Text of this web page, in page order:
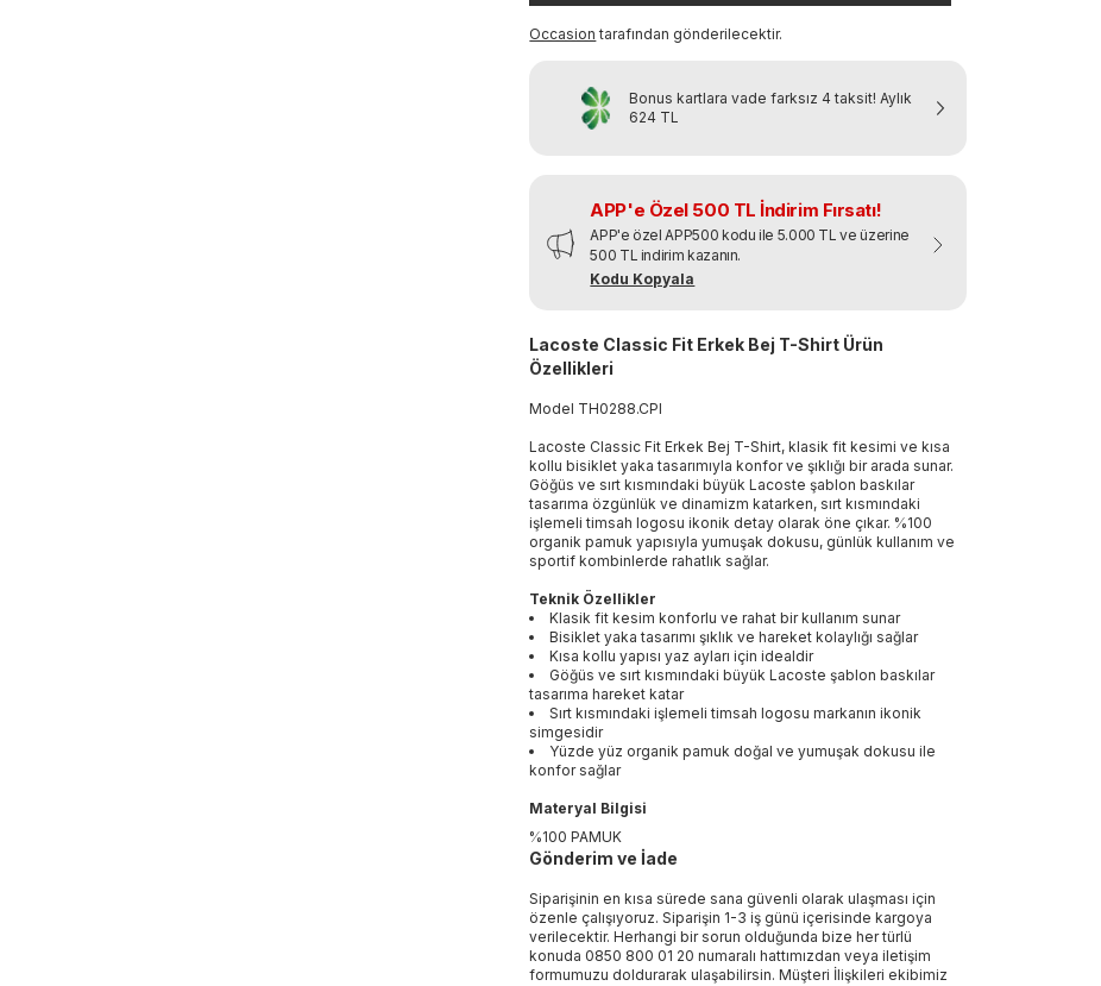
Occasion tarafından gönderilecektir.
Bonus kartlara vade farksız 4 taksit! Aylık
624 TL
APP'e Özel 500 TL İndirim Fırsatı!
APP'e özel APP500 kodu ile 5.000 TL ve üzerine
500 TL indirim kazanın.
Kodu Kopyala
Lacoste Classic Fit Erkek Bej T-Shirt Ürün
Özellikleri
Model TH0288.CPI
Lacoste Classic Fit Erkek Bej T-Shirt, klasik fit kesimi ve kısa
kollu bisiklet yaka tasarımıyla konfor ve şıklığı bir arada sunar.
Göğüs ve sırt kısmındaki büyük Lacoste şablon baskılar
tasarıma özgünlük ve dinamizm katarken, sırt kısmındaki
işlemeli timsah logosu ikonik detay olarak öne çıkar. %100
organik pamuk yapısıyla yumuşak dokusu, günlük kullanım ve
sportif kombinlerde rahatlık sağlar.
Teknik Özellikler
Klasik fit kesim konforlu ve rahat bir kullanım sunar
Bisiklet yaka tasarımı şıklık ve hareket kolaylığı sağlar
Kısa kollu yapısı yaz ayları için idealdir
Göğüs ve sırt kısmındaki büyük Lacoste şablon baskılar
tasarıma hareket katar
Sırt kısmındaki işlemeli timsah logosu markanın ikonik
simgesidir
Yüzde yüz organik pamuk doğal ve yumuşak dokusu ile
konfor sağlar
Materyal Bilgisi
%100 PAMUK
Gönderim ve İade
Siparişinin en kısa sürede sana güvenli olarak ulaşması için
özenle çalışıyoruz. Siparişin 1-3 iş günü içerisinde kargoya
verilecektir. Herhangi bir sorun olduğunda bize her türlü
konuda 0850 800 01 20 numaralı hattımızdan veya iletişim
formumuzu doldurarak ulaşabilirsin. Müşteri İlişkileri ekibimiz